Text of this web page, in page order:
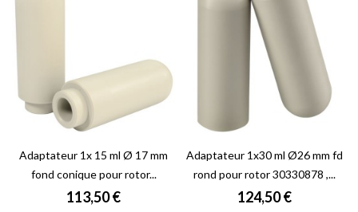
Adaptateur 1x 15 ml Ø 17 mm
fond conique pour rotor...
Prix
113,50 €
Adaptateur 1x30 ml Ø26 mm fd
rond pour rotor 30330878 ,...
Prix
124,50 €